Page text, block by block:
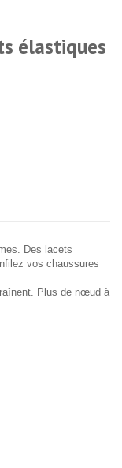
élastiques
Des lacets
vos chaussures
Plus de nœud à